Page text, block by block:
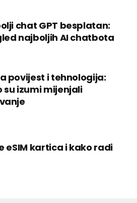
chat GPT besplatan:
najboljih AI chatbota
povijest i tehnologija:
su izumi mijenjali
eSIM kartica i kako radi